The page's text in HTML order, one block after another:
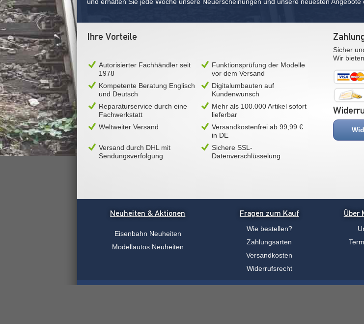
Ihre Vorteile
Autorisierter Fachhändler seit
1978
Funktionsprüfung der Modelle
vor dem Versand
Kompetente Beratung Englisch
und Deutsch
Digitalumbauten auf
Kundenwunsch
Reparaturservice durch eine
Fachwerkstatt
Mehr als 100.000 Artikel sofort
lieferbar
Weltweiter Versand
Versandkostenfrei ab 99,99 €
in DE
Versand durch DHL mit
Sendungsverfolgung
Sichere SSL-
Datenverschlüsselung
Sicher
Wir
Neuheiten & Aktionen
Eisenbahn Neuheiten
Modellautos Neuheiten
Fragen zum Kauf
Wie bestellen?
Zahlungsarten
Versandkosten
Widerrufsrecht
Über